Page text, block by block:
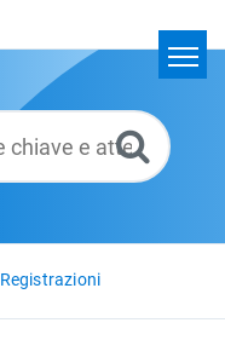
Registrazioni